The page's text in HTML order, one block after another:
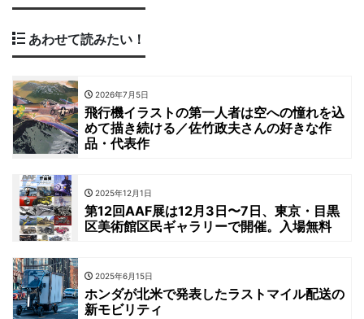
あわせて読みたい！
2026年7月5日
飛行機イラストの第一人者は空への憧れを込
めて描き続ける／佐竹政夫さんの好きな作
品・代表作
2025年12月1日
第12回AAF展は12月3日〜7日、東京・目黒
区美術館区民ギャラリーで開催。入場無料
2025年6月15日
ホンダが北米で発表したラストマイル配送の
新モビリティ